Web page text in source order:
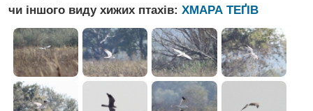
чи іншого виду хижих птахів: ХМАРА ТЕҐIВ